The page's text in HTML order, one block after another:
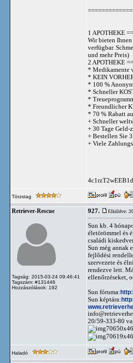
1 APOTHEKE ==
Wir bieten
verfügbar.
und mehr Preis)
2 APOTHEKE ==
* Medikamente
* KEIN
* 100 %
* Schneller
*
* Freundlicher
* 70 % Rabatt
+ Schneller
+ 30 Tage Geld-
+ Bestellen Sie
+ Viele
Törzstag
Retriever-Rescue
Tagság: 2015-03-24 09:46:41
Tagszám: #131446
Hozzászólások: 192
927. Elküldve:
Sun kb. 4
életörömmel és
családi
Sun még annak
fejlődési
szervezete és
rendezve lett.
ellenőrzéseket,
Sun fóruma:
Sun képtára:
20/59-333-80
Haladó